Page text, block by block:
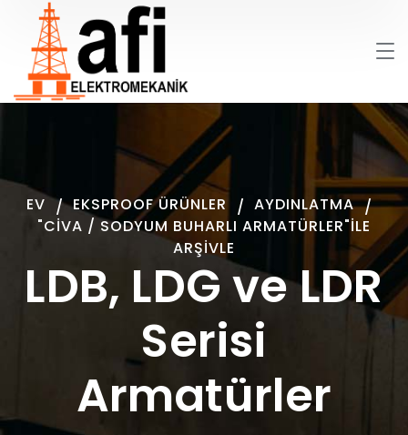
LDB, LDG ve LDR
Serisi
Armatürler
EV EKSPROOF ÜRÜNLER
AYDINLATMA
"CIVA / SODYUM BUHARLI ARMATÜRLER"ILE
ARŞIVLE